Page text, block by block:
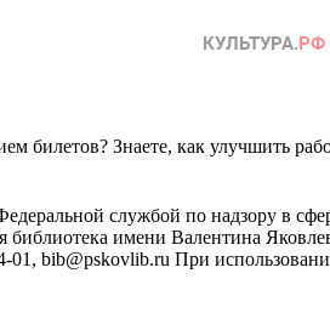
билетов? Знаете, как улучшить
службой по надзору в
библиотека имени Валентина
01, bib@pskovlib.ru При